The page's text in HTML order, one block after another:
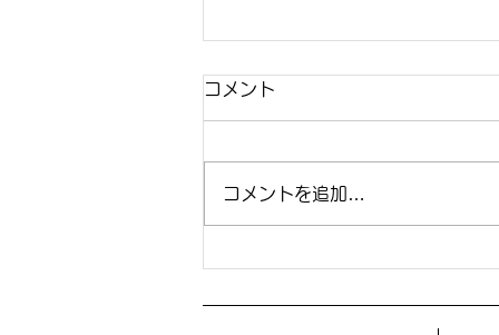
きもの乾燥剤 備長炭配合不
織布使用
コメント
コメントを追加…